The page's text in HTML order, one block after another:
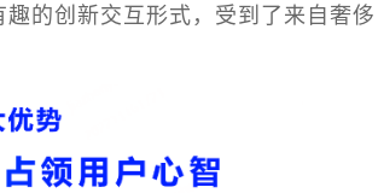
的创新交互形式，受到了来自奢侈